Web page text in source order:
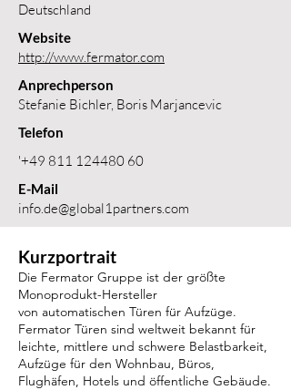
Deutschland
Website
http://www.fermator.com
Anprechperson
Stefanie Bichler, Boris Marjancevic
Telefon
'+49 811 124480 60
E-Mail
info.de@global1partners.com
Kurzportrait
Die Fermator Gruppe ist der größte
Monoprodukt-Hersteller
von automatischen Türen für Aufzüge.
Fermator Türen sind weltweit bekannt für
leichte, mittlere und schwere Belastbarkeit,
Aufzüge für den Wohnbau, Büros,
Flughäfen, Hotels und öffentliche Gebäude.